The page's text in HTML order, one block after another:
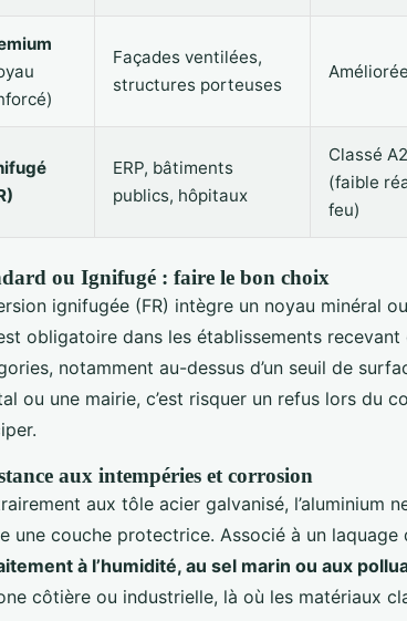
Façades ventilées,
structures porteuses
Améliorée
ERP, bâtiments
publics, hôpitaux
Classé
(faible
feu)
ou Ignifugé : faire le bon choix
ignifugée (FR) intègre un noyau minéral
obligatoire dans les établissements
notamment au-dessus d’un seuil de
ou une mairie, c’est risquer un refus lors du
aux intempéries et corrosion
aux tôle acier galvanisé, l’aluminium
une couche protectrice. Associé à un laquage
à l’humidité, au sel marin ou aux
côtière ou industrielle, là où les matériaux